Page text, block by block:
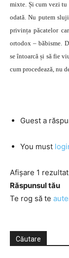
mixte. Și cum vezi tu
odată. Nu putem
privința păcatelor
ortodox – băbisme.
se întoarcă și să fie
cum procedează, nu
Guest a
You must
Afișare 1 rezultat
Răspunsul tău
Te rog să te
Căutare